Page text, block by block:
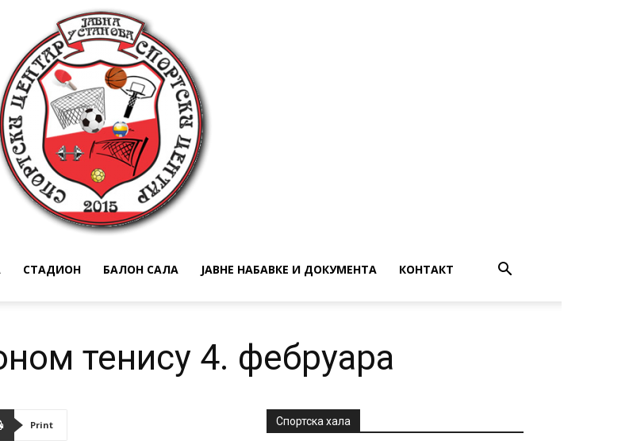
СТАДИОН БАЛОН САЛА ЈАВНЕ НАБАВКЕ И ДОКУМЕНТА КОНТАКТ
тенису 4. фебруара
Print Спортска хала